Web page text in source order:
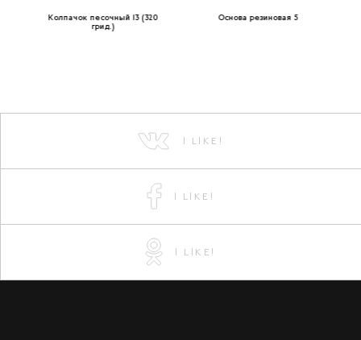
Колпачок песочный 13 (320
грид.)
Основа резиновая 5
I LIKE!
I LIKE!
I LIKE!